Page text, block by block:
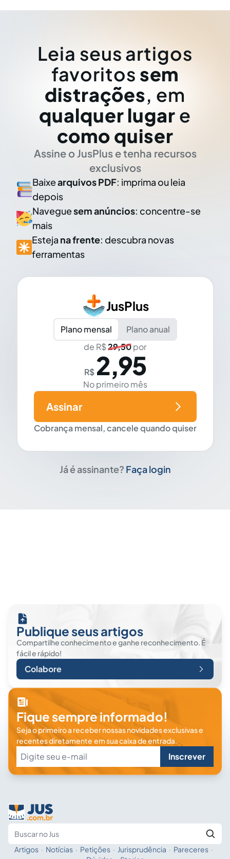
Leia seus artigos
favoritos sem
distrações, em
qualquer lugar e
como quiser
Assine o JusPlus e tenha recursos
exclusivos
Baixearquivos PDF: imprima ou leia
depois
Naveguesem anúncios: concentre-se
mais
Esteja na frente: descubra novas
ferramentas
JusPlus
Plano mensal
Plano anual
de R$29,50por
R$ 2,95
No primeiro mês
Cobrança mensal, cancele quando quiser
Assinar
Já é assinante? Faça login
Publique seus artigos
Compartilhe conhecimento e ganhe reconhecimento. É
fácil e rápido!
Colabore
Fique sempre informado!
Seja o primeiro a receber nossas novidades exclusivas e
recentes diretamente em sua caixa de entrada.
Inscrever
Artigos · Notícias · Petições · Jurisprudência · Pareceres ·